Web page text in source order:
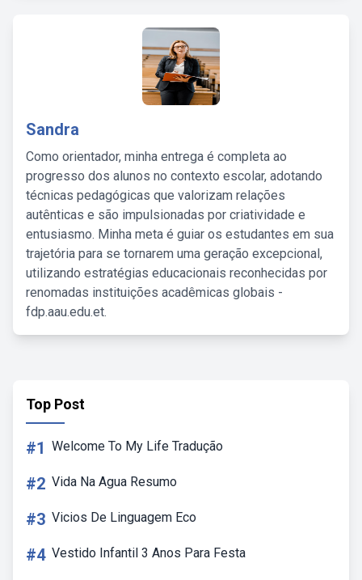
Sandra
Como orientador, minha entrega é completa ao
progresso dos alunos no contexto escolar, adotando
técnicas pedagógicas que valorizam relações
autênticas e são impulsionadas por criatividade e
entusiasmo. Minha meta é guiar os estudantes em sua
trajetória para se tornarem uma geração excepcional,
utilizando estratégias educacionais reconhecidas por
renomadas instituições acadêmicas globais -
fdp.aau.edu.et.
Top Post
#1 Welcome To My Life Tradução
#2 Vida Na Agua Resumo
#3 Vicios De Linguagem Eco
#4 Vestido Infantil 3 Anos Para Festa